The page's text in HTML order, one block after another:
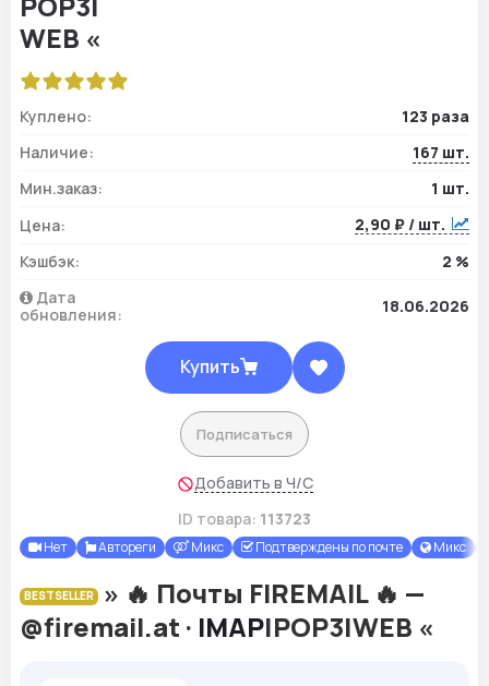
Куплено:
123 раза
Наличие:
167 шт.
Мин.заказ:
1 шт.
Цена:
2,90 ₽ / шт.
Кэшбэк:
2 %
Дата
обновления:
18.06.2026
Купить
Подписаться
Добавить в Ч/С
ID товара: 113723
Нет Автореги Микс Подтверждены по почте Микс
BESTSELLER
» 🔥 Почты FIREMAIL 🔥 —
@firemail.at · IMAP|POP3|WEB «